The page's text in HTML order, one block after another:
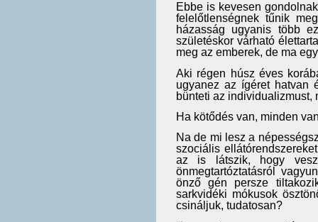
Ebbe is kevesen
felelőtlenségnek tűnik
házasság ugyanis több
születéskor várható
meg az emberek, de ma
Aki régen húsz éves
ugyanez az ígéret hatvan
bünteti az individualizmust,
Ha kötődés van, minden
Na de mi lesz a
szociális
az is látszik, hogy
önmegtartóztatásról
önző gén persze
sarkvidéki mókusok
csináljuk, tudatosan?